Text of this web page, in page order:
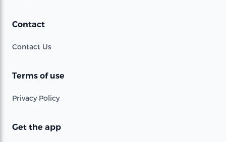
Contact
Contact Us
Terms of use
Privacy Policy
Get the app